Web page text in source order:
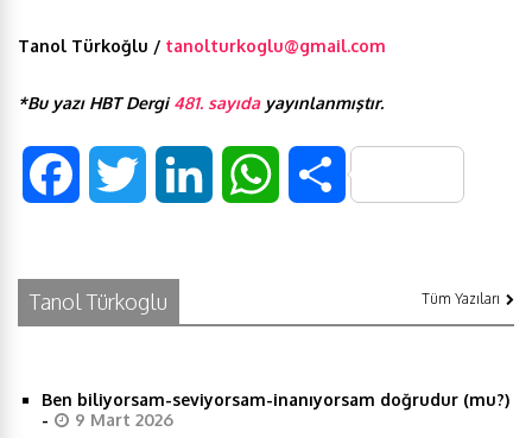
Tanol Türkoğlu / tanolturkoglu@gmail.com
*Bu yazı HBT Dergi481. sayıdayayınlanmıştır.
b t e s
S
e
Tanol Türkoglu Tüm Yazıları
Ben biliyorsam-seviyorsam-inanıyorsam doğrudur (mu?)
-
9 Mart 2026